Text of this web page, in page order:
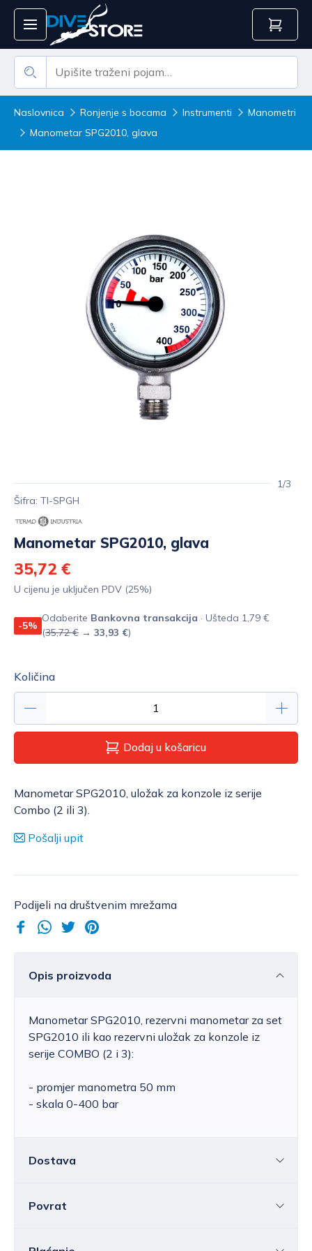
Naslovnica Ronjenje s bocama Instrumenti
Manometri
Manometar SPG2010, glava
1/3
Šifra: TI-SPGH
Manometar SPG2010, glava
35,72 €
U cijenu je uključen PDV (25%)
-5%
Odaberite Bankovna transakcija · Ušteda 1,79 €
(35,72 € → 33,93 €)
Količina
Dodaj u košaricu
Manometar SPG2010, uložak za konzole iz serije
Combo (2 ili 3).
Pošalji upit
Podijeli na društvenim mrežama
Opis proizvoda
Manometar SPG2010, rezervni manometar za set
SPG2010 ili kao rezervni uložak za konzole iz
serije COMBO (2 i 3):
- promjer manometra 50 mm
- skala 0-400 bar
Dostava
Hrvatska
se od 6,25 do 39,15 EUR, ovisno o masi
Povrat